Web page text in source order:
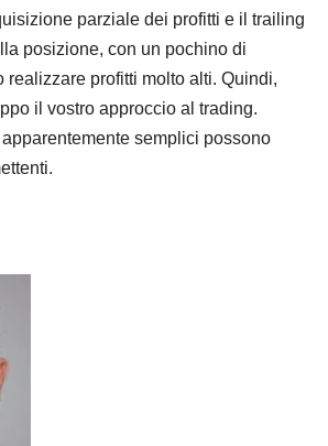
parziale dei profitti e il trailing
posizione, con un pochino di
realizzare profitti molto alti. Quindi,
il vostro approccio al trading.
apparentemente semplici possono